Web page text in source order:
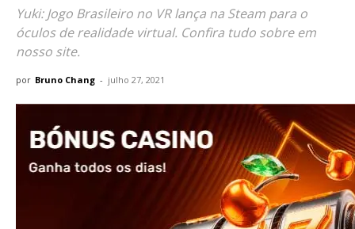
Yuki: Jogo Brasileiro no VR lança na Steam para o
óculos de realidade virtual. Confira tudo sobre em
nosso site.
por Bruno Chang - julho 27, 2021